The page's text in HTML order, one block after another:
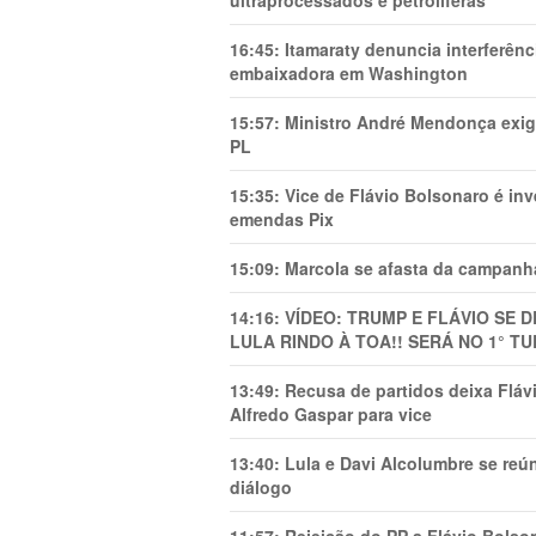
16:45: Itamaraty denuncia
embaixadora em Washington
15:57: Ministro André Mendonça
PL
15:35: Vice de Flávio Bolsonaro é
emendas Pix
15:09: Marcola se afasta da
14:16: VÍDEO: TRUMP E FLÁVIO SE
LULA RINDO À TOA!! SERÁ NO 1°
13:49: Recusa de partidos deixa
Alfredo Gaspar para vice
13:40: Lula e Davi Alcolumbre se
diálogo